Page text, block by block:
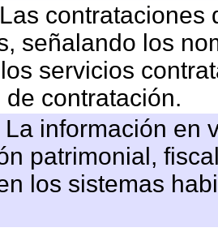
señalando los
servicios
contratación.
La información en
patrimonial,
los sistemas